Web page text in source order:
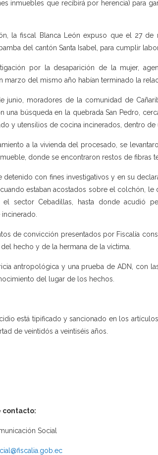
inmuebles que recibirá por herencia) para
la fiscal Blanca León expuso que el 27
del cantón Santa Isabel, para cumplir
por la desaparición de la mujer,
marzo del mismo año habían terminado la
junio, moradores de la comunidad de
una búsqueda en la quebrada San Pedro,
y utensilios de cocina incinerados, dentro de
a la vivienda del procesado, se
donde se encontraron restos de fibras
detenido con fines investigativos y en su
estaban acostados sobre el colchón,
sector Cebadillas, hasta donde acudió
de convicción presentados por Fiscalía
hecho y de la hermana de la víctima.
antropológica y una prueba de ADN, con
del lugar de los hechos.
está tipificado y sancionado en los
de veintidós a veintiséis años.
contacto:
Social